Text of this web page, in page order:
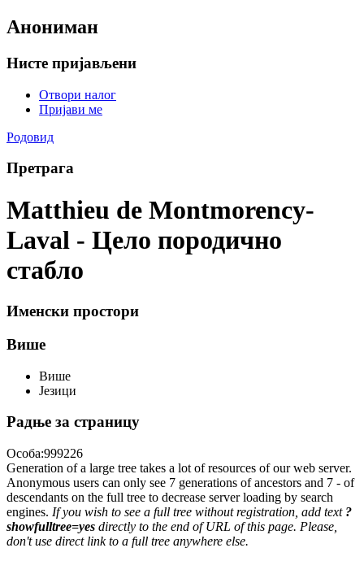
Анониман
Нисте пријављени
Отвори налог
Пријави ме
Родовид
Претрага
Matthieu de Montmorency-
Laval - Цело породично
стабло
Именски простори
Више
Више
Језици
Радње за страницу
Особа:999226
Generation of a large tree takes a lot of resources of our web server.
Anonymous users can only see 7 generations of ancestors and 7 - of
descendants on the full tree to decrease server loading by search
engines. If you wish to see a full tree without registration, add text ?
showfulltree=yes directly to the end of URL of this page. Please,
don't use direct link to a full tree anywhere else.